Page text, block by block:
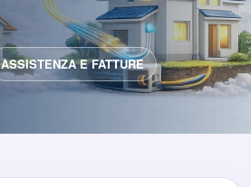
ASSISTENZA E FATTURE